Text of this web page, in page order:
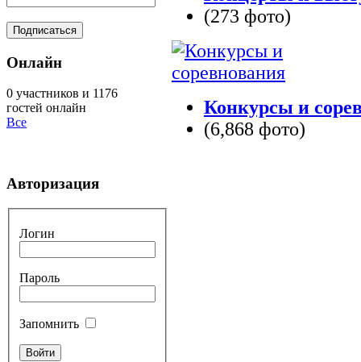
(273 фото)
Конкурсы и
(6,868 фото)
Онлайн
0 участников и 1176
гостей онлайн
Все
Авторизация
Логин
Пароль
Запомнить